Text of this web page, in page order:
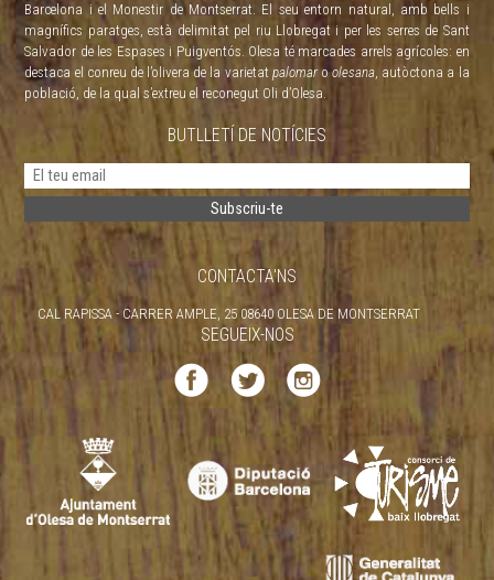
Barcelona i el Monestir de Montserrat. El seu entorn natural, amb bells i
magnífics paratges, està delimitat pel riu Llobregat i per les serres de Sant
Salvador de les Espases i Puigventós. Olesa té marcades arrels agrícoles: en
destaca el conreu de l’olivera de la varietat palomaroolesana, autòctona a la
població, de la qual s’extreu el reconegut Oli d’Olesa.
BUTLLETÍ DE NOTÍCIES
CONTACTA'NS
CAL RAPISSA - CARRER AMPLE, 25 08640 OLESA DE MONTSERRAT
SEGUEIX-NOS